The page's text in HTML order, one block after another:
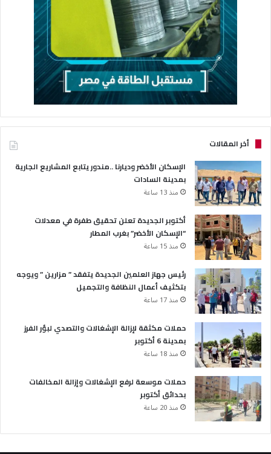
أخر المقالات
الإسكان الأخضر وديارنا ..مندور يتابع المشاريع الجارية
بمدينة السادات
منذ 13 ساعة
أكتوبر الجديدة تعلن تحقيق طفرة في معدلات
“الإسكان الأخضر” بغرب المطار
منذ 15 ساعة
رئيس جهاز العلمين الجديدة يتفقد ” مزارين ” ويوجه
بتكثيف أعمال النظافة والتجميل
منذ 17 ساعة
حملات مكثقة لإزالة الإشغالات والتصدي لبؤر الفرز
بمدينة 6 أكتوبر
منذ 18 ساعة
حملات موسعة لرفع الإشغالات وإزالة المخالفات
بحدائق أكتوبر
منذ 20 ساعة